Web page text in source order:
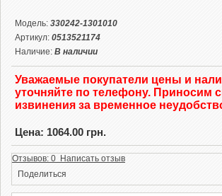
Модель: 330242-1301010
Артикул: 0513521174
Наличие: В наличии
Уважаемые покупатели цены и
уточняйте по телефону. Приносим
извинения за временное
Цена: 1064.00 грн.
Отзывов: 0 Написать отзыв
Поделиться